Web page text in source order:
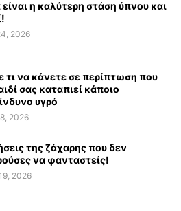
είναι η καλύτερη στάση ύπνου και
2026
τι να κάνετε σε περίπτωση που
σας καταπιεί κάποιο
υγρό
2026
της ζάχαρης που δεν
να φανταστείς!
2026